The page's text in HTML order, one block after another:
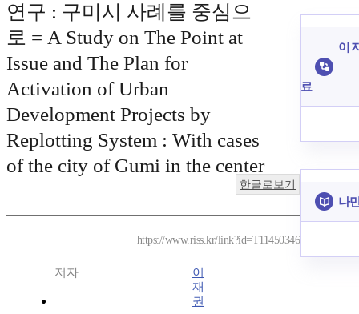
연구 : 구미시 사례를 중심으
로 = A Study on The Point at
Issue and The Plan for
Activation of Urban
Development Projects by
Replotting System : With cases
of the city of Gumi in the center
한글로보기
https://www.riss.kr/link?id=T11450346
저자
이
재
권
이
료
나